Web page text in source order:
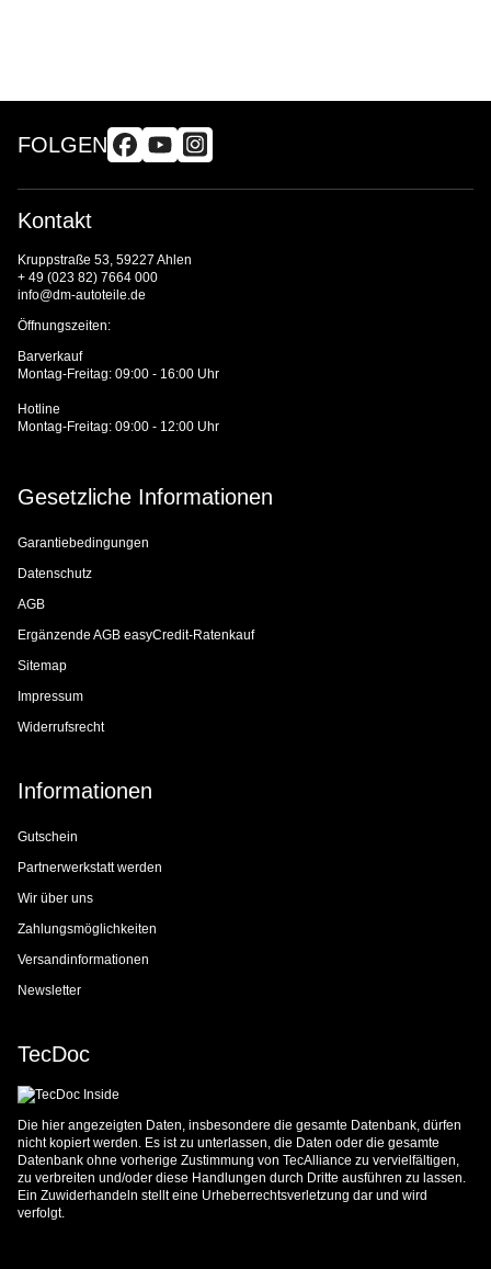
FOLGEN
Kontakt
Kruppstraße 53, 59227 Ahlen
+ 49 (023 82) 7664 000
info@dm-autoteile.de
Öffnungszeiten:
Barverkauf
Montag-Freitag: 09:00 - 16:00 Uhr
Hotline
Montag-Freitag: 09:00 - 12:00 Uhr
Gesetzliche Informationen
Garantiebedingungen
Datenschutz
AGB
Ergänzende AGB easyCredit-Ratenkauf
Sitemap
Impressum
Widerrufsrecht
Informationen
Gutschein
Partnerwerkstatt werden
Wir über uns
Zahlungsmöglichkeiten
Versandinformationen
Newsletter
TecDoc
Die hier angezeigten Daten, insbesondere die gesamte Datenbank, dürfen
nicht kopiert werden. Es ist zu unterlassen, die Daten oder die gesamte
Datenbank ohne vorherige Zustimmung von TecAlliance zu vervielfältigen,
zu verbreiten und/oder diese Handlungen durch Dritte ausführen zu lassen.
Ein Zuwiderhandeln stellt eine Urheberrechtsverletzung dar und wird
verfolgt.